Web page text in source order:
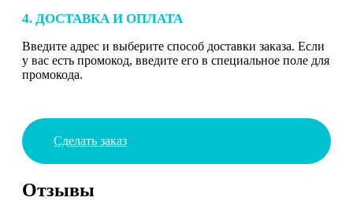
4. ДОСТАВКА И ОПЛАТА
Введите адрес и выберите способ доставки заказа. Если
у вас есть промокод, введите его в специальное поле для
промокода.
Сделать заказ
Отзывы